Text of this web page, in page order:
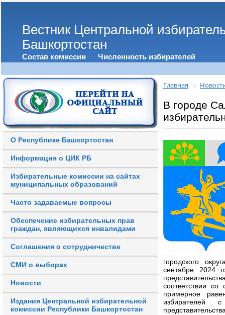
Вестник Центральной
Башкортостан
Состав комиссии Численность избирателей
О Республике Башкортостан
Информация о ЦИК РБ
Избирательные комиссии на сайтах
муниципальных образований
Часто задаваемые вопросы
Обеспечение избирательных прав
граждан, являющихся инвалидами
Соглашения о сотрудничестве
СМИ о выборах
Новости
Издания Центральной избирательной
комиссии Республики Башкортостан
Главная
В городе
городского
сентябре 2024
соответствии
примерное
избирателей